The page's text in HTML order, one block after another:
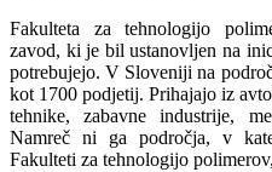
Fakulteta za tehnologijo
zavod, ki je bil ustanovljen na
potrebujejo. V Sloveniji na
kot 1700 podjetij. Prihajajo iz
tehnike, zabavne industrije,
Namreč ni ga področja, v
Fakulteti za tehnologijo